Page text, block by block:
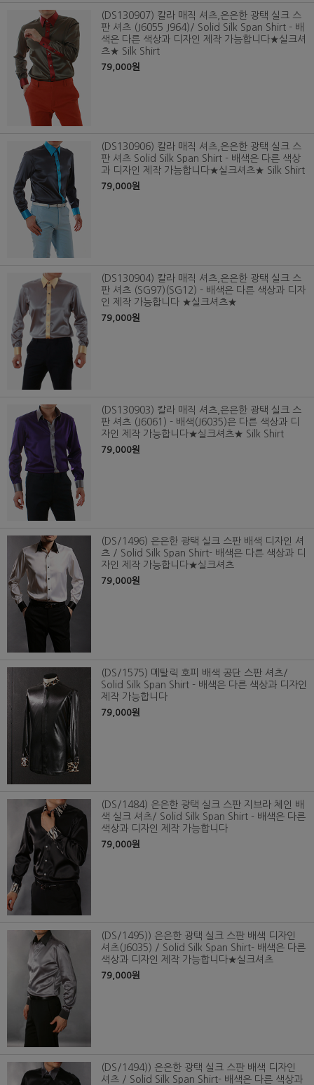
(DS130907) 칼라 매직 셔츠,은은한 광택 실크 스
판 셔츠 (J6055 J964)/ Solid Silk Span Shirt - 배
색은 다른 색상과 디자인 제작 가능합니다★실크셔
츠★ Silk Shirt
79,000원
(DS130906) 칼라 매직 셔츠,은은한 광택 실크 스
판 셔츠 Solid Silk Span Shirt - 배색은 다른 색상
과 디자인 제작 가능합니다★실크셔츠★ Silk Shirt
79,000원
(DS130904) 칼라 매직 셔츠,은은한 광택 실크 스
판 셔츠 (SG97)(SG12) - 배색은 다른 색상과 디자
인 제작 가능합니다 ★실크셔츠★
79,000원
(DS130903) 칼라 매직 셔츠,은은한 광택 실크 스
판 셔츠 (J6061) - 배색(J6035)은 다른 색상과 디
자인 제작 가능합니다★실크셔츠★ Silk Shirt
79,000원
(DS/1496) 은은한 광택 실크 스판 배색 디자인 셔
츠 / Solid Silk Span Shirt- 배색은 다른 색상과 디
자인 제작 가능합니다★실크셔츠
79,000원
(DS/1575) 메탈릭 호피 배색 공단 스판 셔츠/
Solid Silk Span Shirt - 배색은 다른 색상과 디자인
제작 가능합니다
79,000원
(DS/1484) 은은한 광택 실크 스판 지브라 체인 배
색 실크 셔츠/ Solid Silk Span Shirt - 배색은 다른
색상과 디자인 제작 가능합니다
79,000원
(DS/1495)) 은은한 광택 실크 스판 배색 디자인
셔츠(J6035) / Solid Silk Span Shirt- 배색은 다른
색상과 디자인 제작 가능합니다★실크셔츠
79,000원
(DS/1494)) 은은한 광택 실크 스판 배색 디자인
셔츠 / Solid Silk Span Shirt- 배색은 다른 색상과